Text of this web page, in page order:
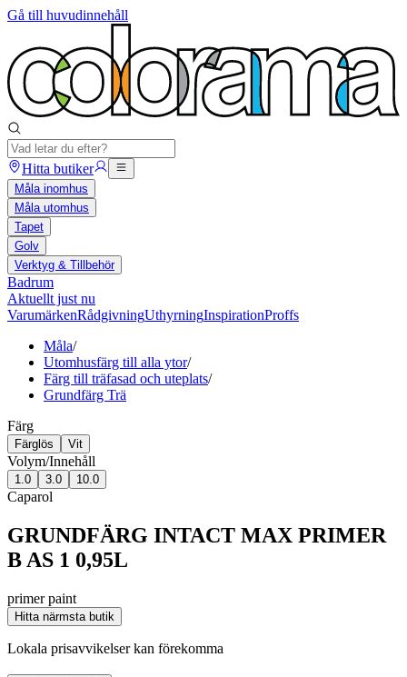
Gå till huvudinnehåll
Hitta butiker
Måla inomhus
Måla utomhus
Tapet
Golv
Verktyg & Tillbehör
Badrum
Aktuellt just nu
VarumärkenRådgivningUthyrningInspirationProffs
Måla/
Utomhusfärg till alla ytor/
Färg till träfasad och uteplats/
Grundfärg Trä
Färg
Färglös Vit
Volym/Innehåll
1.0 3.0 10.0
Caparol
GRUNDFÄRG INTACT MAX PRIMER
B AS 1 0,95L
primer paint
Hitta närmsta butik
Lokala prisavvikelser kan förekomma